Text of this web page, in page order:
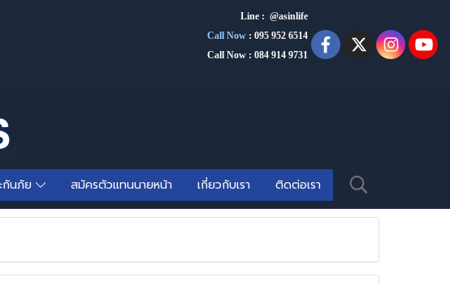
Line : @asinlife
Call Now : 095 952 6514
Call Now : 084 914 9731
กันภัย สมัครตัวแทนนายหน้า เกี่ยวกับเรา ติดต่อเรา